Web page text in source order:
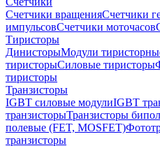
Счетчики вращенияСчетчики
импульсовСчетчики моточасов
Тиристоры
ДинисторыМодули
тиристорыСиловые тиристоры
тиристоры
Транзисторы
IGBT силовые модулиIGBT
транзисторыТранзисторы
полевые (FET, MOSFET)
транзисторы